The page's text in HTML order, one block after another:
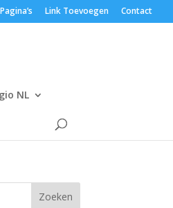
Link Toevoegen Contact
NL